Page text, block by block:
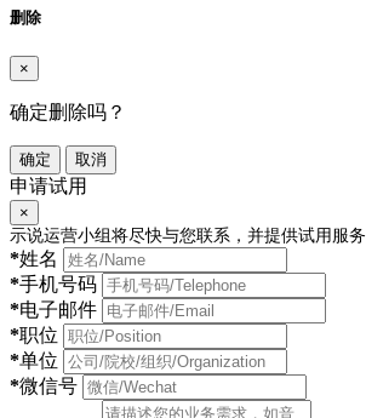
删除
×
确定删除吗？
确定 取消
申请试用
×
示说运营小组将尽快与您联系，并提供试用服务
*姓名
*手机号码
*电子邮件
*职位
*单位
*微信号